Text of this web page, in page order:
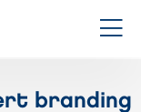
branding